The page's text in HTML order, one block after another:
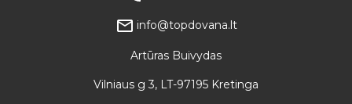
info@topdovana.lt
Artūras Buivydas
Vilniaus g 3, LT-97195 Kretinga